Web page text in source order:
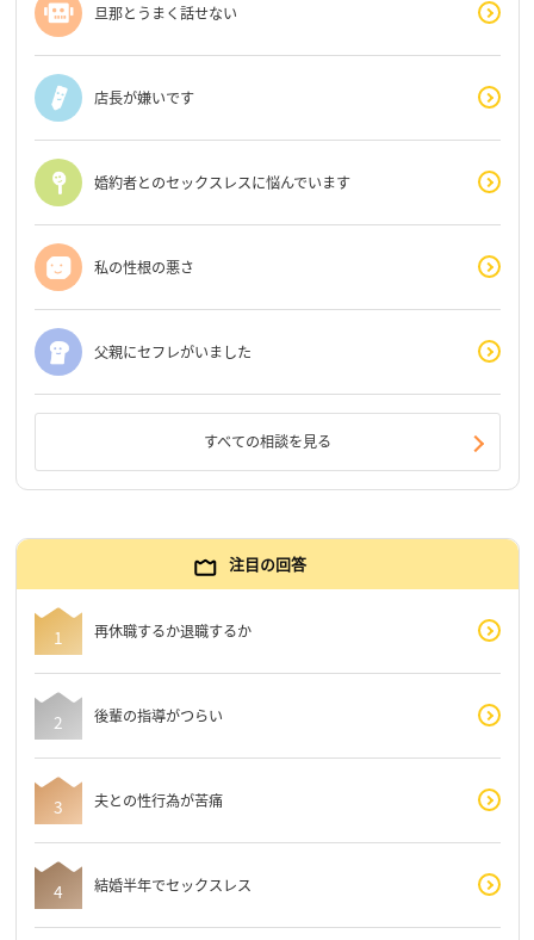
旦那とうまく話せない
店長が嫌いです
婚約者とのセックスレスに悩んでいます
私の性根の悪さ
父親にセフレがいました
すべての相談を見る
注目の回答
再休職するか退職するか
後輩の指導がつらい
夫との性行為が苦痛
結婚半年でセックスレス